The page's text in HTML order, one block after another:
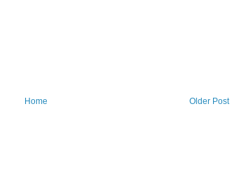
Older Post
Home